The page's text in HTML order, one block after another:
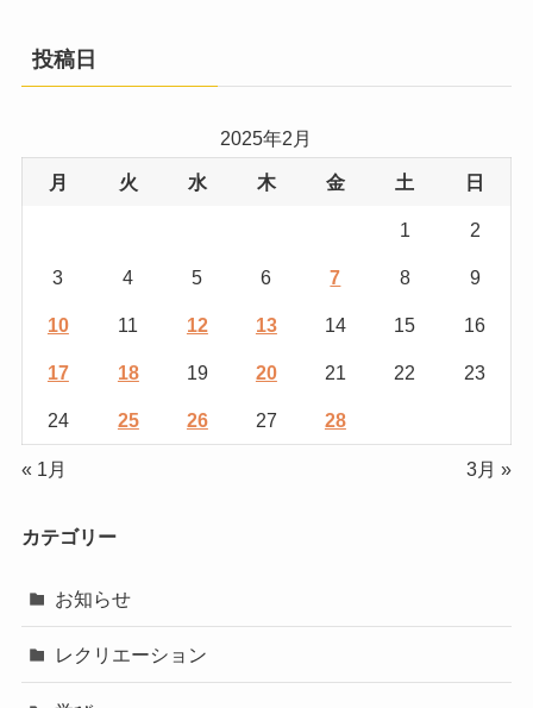
投稿日
2025年2月
月 火 水 木 金 土 日
1 2
3 4 5 6 7 8 9
10 11 12 13 14 15 16
17 18 19 20 21 22 23
24 25 26 27 28
« 1月 3月 »
カテゴリー
お知らせ
レクリエーション